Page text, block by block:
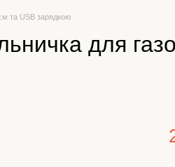
та USB зарядкою
для